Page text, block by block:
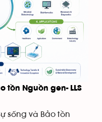
tồn Nguồn gen- LLS
sống và Bảo tồn